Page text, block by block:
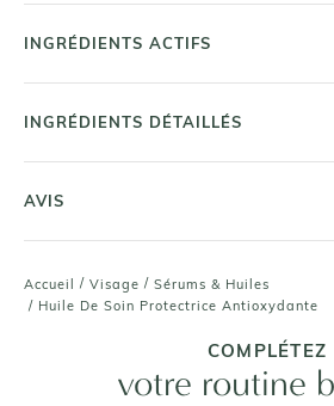
Accueil / Visage / Sérums & Huiles
/ Huile De Soin Protectrice Antioxydante
INGRÉDIENTS ACTIFS
INGRÉDIENTS DÉTAILLÉS
AVIS
COMPLÉTEZ
votre routine